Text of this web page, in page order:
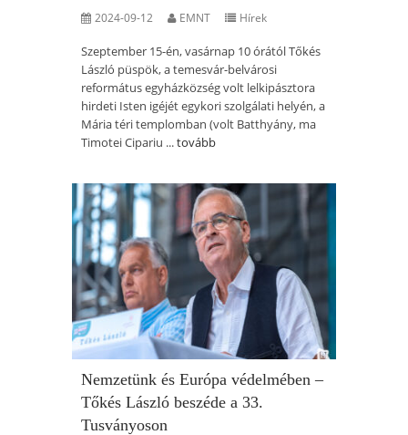
2024-09-12 EMNT Hírek
Szeptember 15-én, vasárnap 10 órától Tőkés
László püspök, a temesvár-belvárosi
református egyházközség volt lelkipásztora
hirdeti Isten igéjét egykori szolgálati helyén, a
Mária téri templomban (volt Batthyány, ma
Timotei Cipariu ...tovább
Nemzetünk és Európa védelmében –
Tőkés László beszéde a 33.
Tusványoson